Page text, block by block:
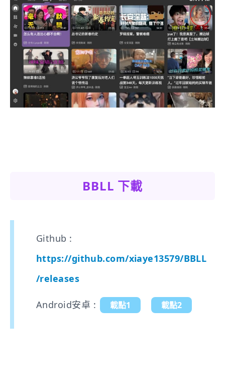
BBLL 下載
Github :
https://github.com/xiaye13579/BBLL
/releases
Android安卓 : 載點1 載點2